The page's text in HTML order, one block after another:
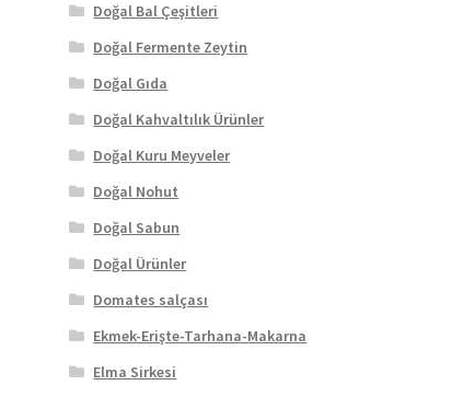
Doğal Bal Çeşitleri
Doğal Fermente Zeytin
Doğal Gıda
Doğal Kahvaltılık Ürünler
Doğal Kuru Meyveler
Doğal Nohut
Doğal Sabun
Doğal Ürünler
Domates salçası
Ekmek-Erişte-Tarhana-Makarna
Elma Sirkesi